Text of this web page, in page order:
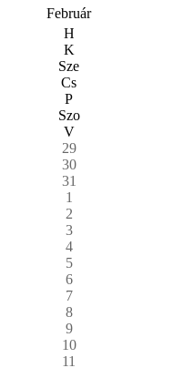
Február
H
K
Sze
Cs
P
Szo
V
29
30
31
1
2
3
4
5
6
7
8
9
10
11